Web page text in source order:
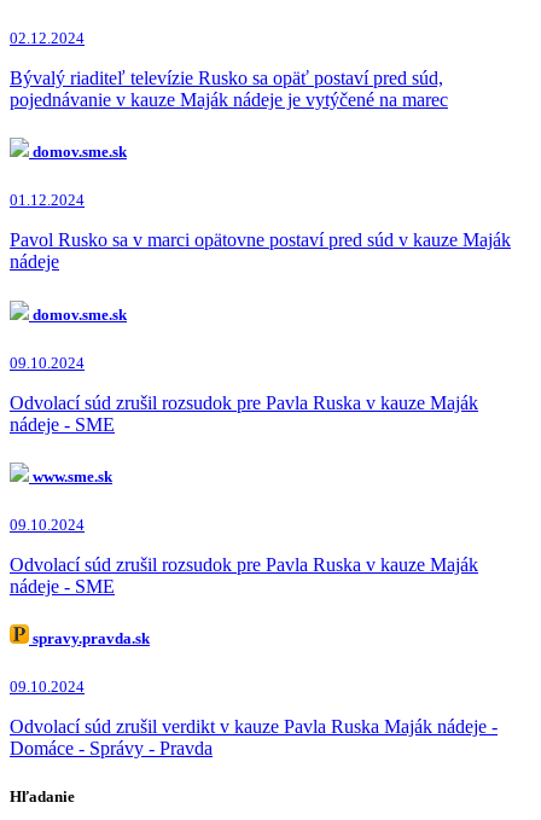
02.12.2024
Bývalý riaditeľ televízie Rusko sa opäť postaví pred súd,
pojednávanie v kauze Maják nádeje je vytýčené na marec
domov.sme.sk
01.12.2024
Pavol Rusko sa v marci opätovne postaví pred súd v kauze Maják
nádeje
domov.sme.sk
09.10.2024
Odvolací súd zrušil rozsudok pre Pavla Ruska v kauze Maják
nádeje - SME
www.sme.sk
09.10.2024
Odvolací súd zrušil rozsudok pre Pavla Ruska v kauze Maják
nádeje - SME
spravy.pravda.sk
09.10.2024
Odvolací súd zrušil verdikt v kauze Pavla Ruska Maják nádeje -
Domáce - Správy - Pravda
Hľadanie